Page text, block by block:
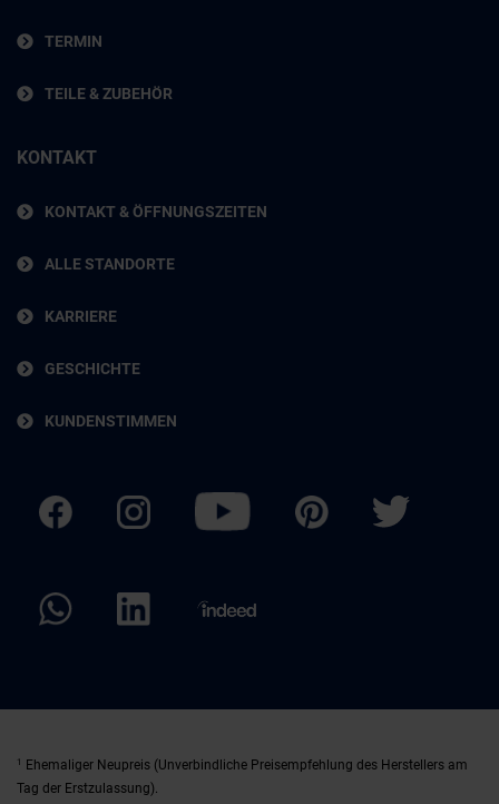
TERMIN
TEILE & ZUBEHÖR
KONTAKT
KONTAKT & ÖFFNUNGSZEITEN
ALLE STANDORTE
KARRIERE
GESCHICHTE
KUNDENSTIMMEN
1
Ehemaliger Neupreis (Unverbindliche Preisempfehlung des Herstellers am
Tag der Erstzulassung).